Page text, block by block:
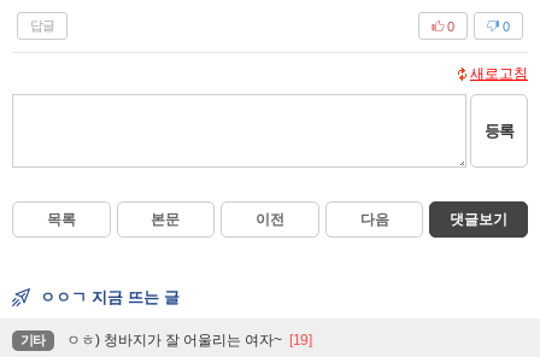
답글 0
0
새로고침
등록
목록 본문 이전 다음 댓글보기
ㅇㅇㄱ 지금 뜨는 글
기타 ㅇㅎ) 청바지가 잘 어울리는 여자~ [19]